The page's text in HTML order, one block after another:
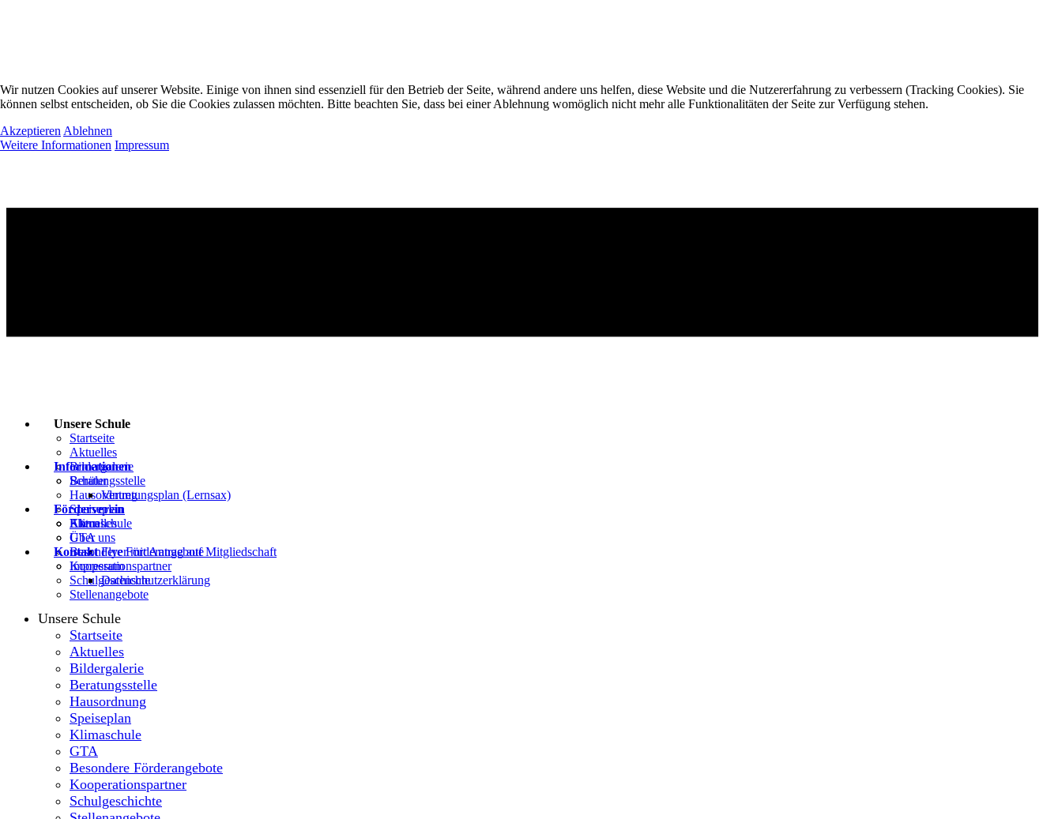
Unsere Schule
Startseite
Aktuelles
Bildergalerie
Beratungsstelle
Hausordnung
Speiseplan
Klimaschule
GTA
Besondere Förderangebote
Kooperationspartner
Schulgeschichte
Stellenangebote
Informationen
Schüler
Vertretungsplan (Lernsax)
Eltern
Förderverein
Aktuelles
Über uns
Flyer mit Antrag auf Mitgliedschaft
Kontakt
Impressum
Datenschutzerklärung
Unsere Schule
Startseite
Aktuelles
Bildergalerie
Beratungsstelle
Hausordnung
Speiseplan
Klimaschule
GTA
Besondere Förderangebote
Kooperationspartner
Schulgeschichte
Wir nutzen Cookies auf unserer Website. Einige von ihnen sind essenziell für den Betrieb der Seite, während andere uns helfen, diese Website und die Nutzererfahrung zu verbessern (Tracking Cookies). Sie
können selbst entscheiden, ob Sie die Cookies zulassen möchten. Bitte beachten Sie, dass bei einer Ablehnung womöglich nicht mehr alle Funktionalitäten der Seite zur Verfügung stehen.
Akzeptieren Ablehnen
Weitere Informationen Impressum